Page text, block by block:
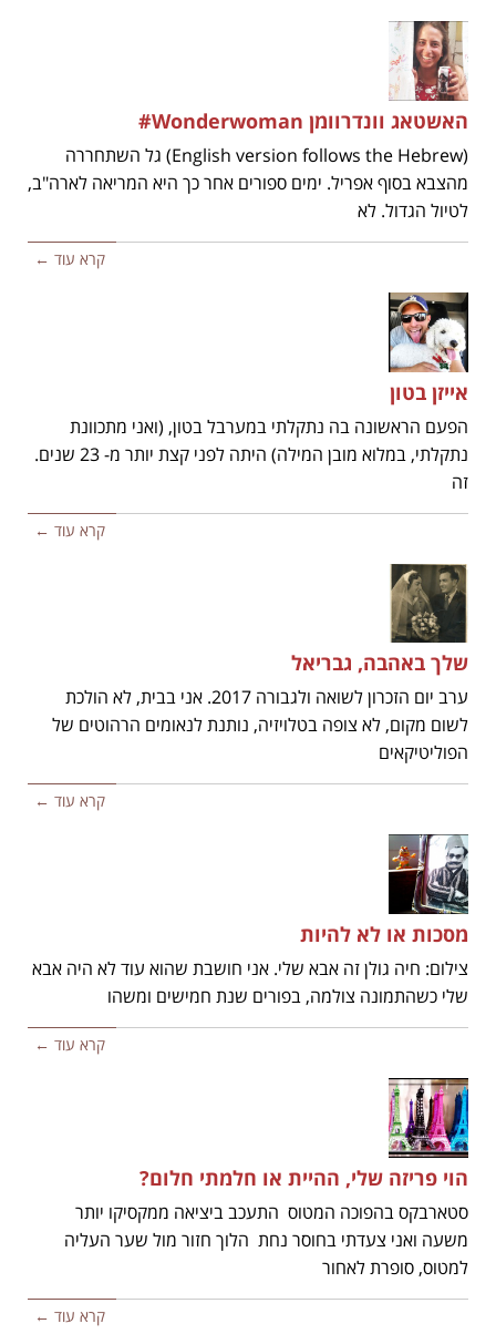
האשטאג וונדרוומן Wonderwoman#
(English version follows the Hebrew) גל השתחררה
מהצבא בסוף אפריל. ימים ספורים אחר כך היא המריאה לארה"ב,
לטיול הגדול. לא
קרא עוד ←
אייזן בטון
הפעם הראשונה בה נתקלתי במערבל בטון, (ואני מתכוונת
נתקלתי, במלוא מובן המילה) היתה לפני קצת יותר מ- 23 שנים.
זה
קרא עוד ←
שלך באהבה, גבריאל
ערב יום הזכרון לשואה ולגבורה 2017. אני בבית, לא הולכת
לשום מקום, לא צופה בטלויזיה, נותנת לנאומים הרהוטים של
הפוליטיקאים
קרא עוד ←
מסכות או לא להיות
צילום: חיה גולן זה אבא שלי. אני חושבת שהוא עוד לא היה אבא
שלי כשהתמונה צולמה, בפורים שנת חמישים ומשהו
קרא עוד ←
הוי פריזה שלי, ההיית או חלמתי חלום?
סטארבקס בהפוכה המטוס התעכב ביציאה ממקסיקו יותר
משעה ואני צעדתי בחוסר נחת הלוך חזור מול שער העליה
למטוס, סופרת לאחור
קרא עוד ←